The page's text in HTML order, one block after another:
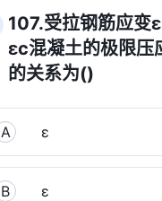
107.受拉钢筋应变
εc混凝土的极限压
的关系为()
A ε
B ε